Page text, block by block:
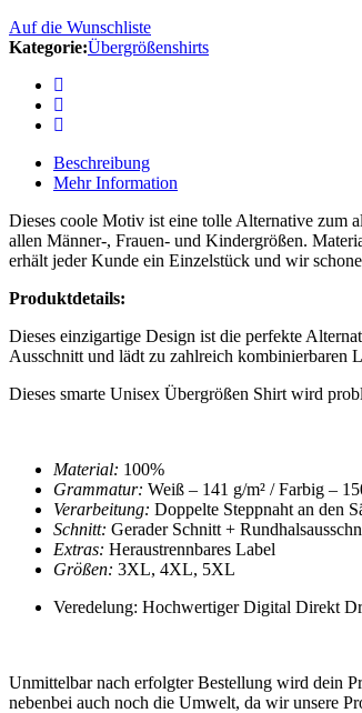
Auf die Wunschliste
Kategorie:Übergrößenshirts
Beschreibung
Mehr Information
Dieses coole Motiv ist eine tolle Alternative zum
allen Männer-, Frauen- und Kindergrößen.
erhält jeder Kunde ein Einzelstück und wir
Produktdetails:
Dieses einzigartige Design ist die perfekte
Ausschnitt und lädt zu zahlreich kombinierbaren
Dieses smarte Unisex Übergrößen Shirt wird
Material: 100%
Grammatur: Weiß – 141 g/m² / Farbig –
Verarbeitung: Doppelte Steppnaht an den
Schnitt: Gerader Schnitt +
Extras: Heraustrennbares Label
Größen: 3XL, 4XL, 5XL
Veredelung: Hochwertiger Digital Direkt
Unmittelbar nach erfolgter Bestellung wird dein
nebenbei auch noch die Umwelt, da wir unsere